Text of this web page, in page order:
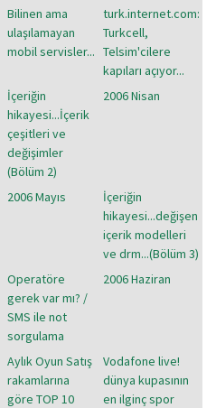
Bilinen ama
ulaşılamayan
mobil servisler...
turk.internet.com:
Turkcell,
Telsim'cilere
kapıları açıyor...
İçeriğin
hikayesi...İçerik
çeşitleri ve
değişimler
(Bölüm 2)
2006 Nisan
2006 Mayıs
İçeriğin
hikayesi...değişen
içerik modelleri
ve drm...(Bölüm 3)
Operatöre
gerek var mı? /
SMS ile not
sorgulama
2006 Haziran
Aylık Oyun Satış
rakamlarına
göre TOP 10
Vodafone live!
dünya kupasının
en ilginç spor